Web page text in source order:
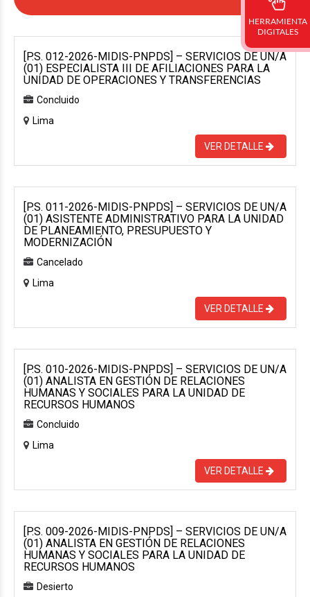
[P.S. 012-2026-MIDIS-PNPDS] – SERVICIOS DE UN/A
(01) ESPECIALISTA III DE AFILIACIONES PARA LA
UNIDAD DE OPERACIONES Y TRANSFERENCIAS
Concluido
Lima
VER DETALLE
[P.S. 011-2026-MIDIS-PNPDS] – SERVICIOS DE UN/A
(01) ASISTENTE ADMINISTRATIVO PARA LA UNIDAD
DE PLANEAMIENTO, PRESUPUESTO Y
MODERNIZACIÓN
Cancelado
Lima
VER DETALLE
[P.S. 010-2026-MIDIS-PNPDS] – SERVICIOS DE UN/A
(01) ANALISTA EN GESTIÓN DE RELACIONES
HUMANAS Y SOCIALES PARA LA UNIDAD DE
RECURSOS HUMANOS
Concluido
Lima
VER DETALLE
[P.S. 009-2026-MIDIS-PNPDS] – SERVICIOS DE UN/A
(01) ANALISTA EN GESTIÓN DE RELACIONES
HUMANAS Y SOCIALES PARA LA UNIDAD DE
RECURSOS HUMANOS
Desierto
HERRAMIENTA
DIGITALES